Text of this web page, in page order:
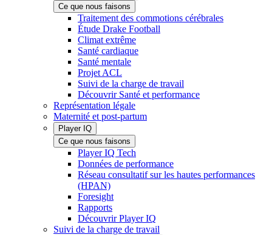
Ce que nous faisons
Traitement des commotions cérébrales
Étude Drake Football
Climat extrême
Santé cardiaque
Santé mentale
Projet ACL
Suivi de la charge de travail
Découvrir Santé et performance
Représentation légale
Maternité et post-partum
Player IQ
Ce que nous faisons
Player IQ Tech
Données de performance
Réseau consultatif sur les hautes performances
(HPAN)
Foresight
Rapports
Découvrir Player IQ
Suivi de la charge de travail